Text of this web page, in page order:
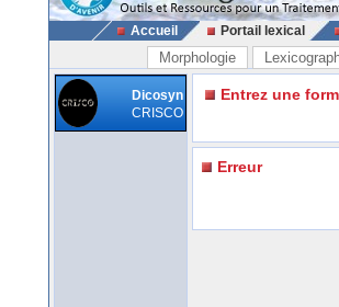
Accueil Portail lexical
Morphologie
Dicosyn
CRISCO
Entrez une
Erreur